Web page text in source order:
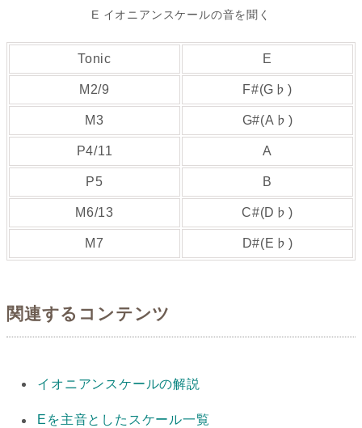
E イオニアンスケールの音を聞く
Tonic E
M2/9 F#(G♭)
M3 G#(A♭)
P4/11 A
P5 B
M6/13 C#(D♭)
M7 D#(E♭)
関連するコンテンツ
イオニアンスケールの解説
Eを主音としたスケール一覧